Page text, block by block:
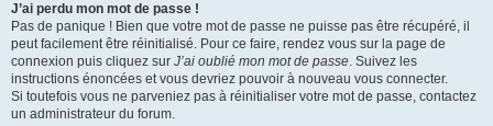
J’ai perdu mon mot de passe !
Pas de panique ! Bien que votre mot de passe ne puisse pas être récupéré, il
peut facilement être réinitialisé. Pour ce faire, rendez vous sur la page de
connexion puis cliquez sur J’ai oublié mon mot de passe. Suivez les
instructions énoncées et vous devriez pouvoir à nouveau vous connecter.
Si toutefois vous ne parveniez pas à réinitialiser votre mot de passe, contactez
un administrateur du forum.